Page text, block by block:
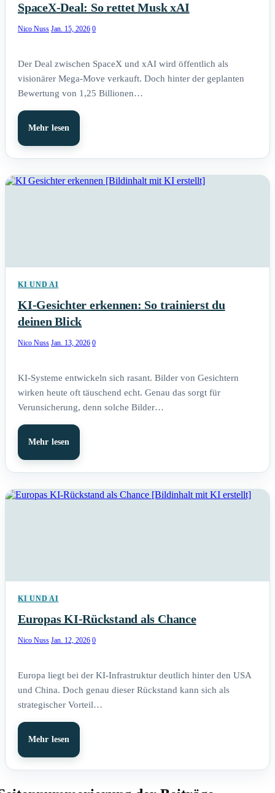
SpaceX-Deal: So rettet Musk xAI
Nico Nuss Jan. 15, 2026 0
Der Deal zwischen SpaceX und xAI wird öffentlich als
visionärer Mega-Move verkauft. Doch hinter der geplanten
Bewertung von 1,25 Billionen…
Mehr lesen
KI UND AI
KI-Gesichter erkennen: So trainierst du
deinen Blick
Nico Nuss Jan. 13, 2026 0
KI-Systeme entwickeln sich rasant. Bilder von Gesichtern
wirken heute oft täuschend echt. Genau das sorgt für
Verunsicherung, denn solche Bilder…
Mehr lesen
KI UND AI
Europas KI-Rückstand als Chance
Nico Nuss Jan. 12, 2026 0
Europa liegt bei der KI-Infrastruktur deutlich hinter den USA
und China. Doch genau dieser Rückstand kann sich als
strategischer Vorteil…
Mehr lesen